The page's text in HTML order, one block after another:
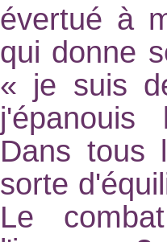
évertué à
qui donne
« je suis
Dans tous
sorte
Le